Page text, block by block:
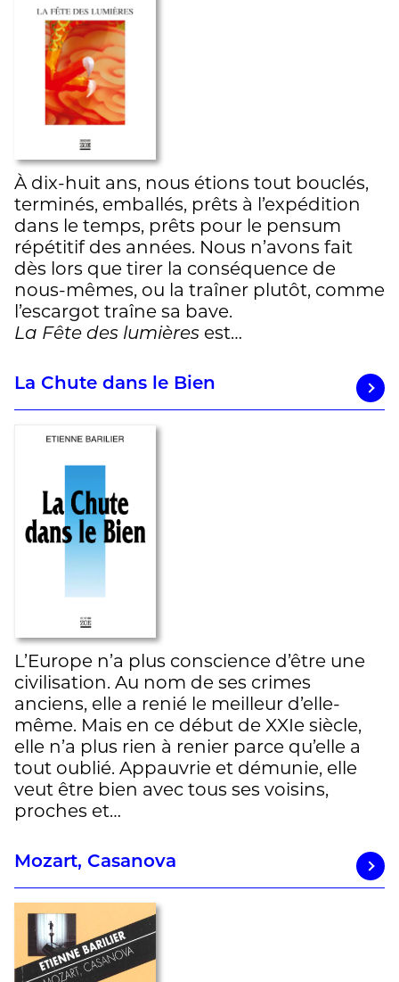
À dix-huit ans, nous étions tout bouclés,
terminés, emballés, prêts à l’expédition
dans le temps, prêts pour le pensum
répétitif des années. Nous n’avons fait
dès lors que tirer la conséquence de
nous-mêmes, ou la traîner plutôt, comme
l’escargot traîne sa bave.
La Fête des lumières est…
La Chute dans le Bien
L’Europe n’a plus conscience d’être une
civilisation. Au nom de ses crimes
anciens, elle a renié le meilleur d’elle-
même. Mais en ce début de XXIe siècle,
elle n’a plus rien à renier parce qu’elle a
tout oublié. Appauvrie et démunie, elle
veut être bien avec tous ses voisins,
proches et…
Mozart, Casanova